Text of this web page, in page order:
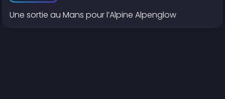
Une sortie au Mans pour l’Alpine Alpenglow